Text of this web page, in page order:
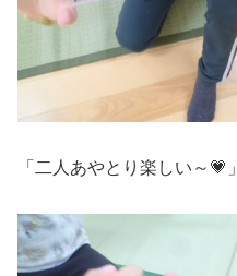
「二人あやとり楽しい～💗」